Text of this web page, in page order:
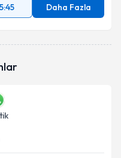
Daha Fazla